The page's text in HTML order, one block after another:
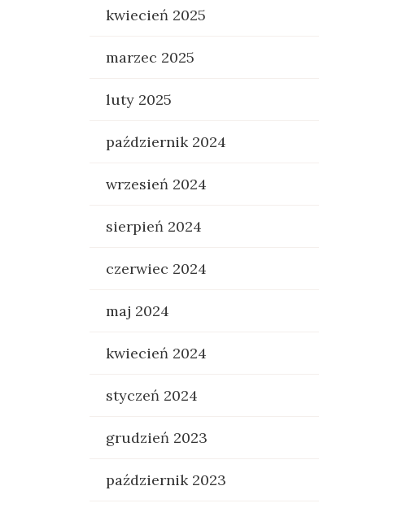
kwiecień 2025
marzec 2025
luty 2025
październik 2024
wrzesień 2024
sierpień 2024
czerwiec 2024
maj 2024
kwiecień 2024
styczeń 2024
grudzień 2023
październik 2023